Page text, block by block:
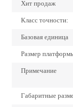
Хит продаж
Класс точности:
Базовая единица
Размер
Примечание
Габаритные